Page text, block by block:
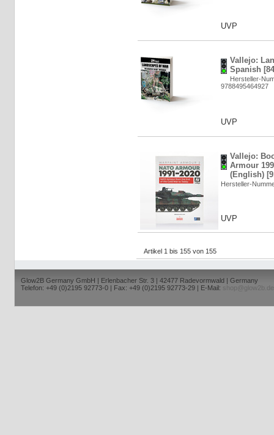
UVP
Vallejo:
Spanish
Hersteller-
9788495464927
UVP
Vallejo:
Armour
(English)
Hersteller-
UVP
Artikel 1 bis 155 von 155
Glow2B Germany GmbH | Erlenbacher Str. 3 | 42477 Radevormwald | Germany
Telefon: +49 (0)2195 92773-0 | Fax: +49 (0)2195 92773-29 | E-Mail:
shop@glow2b.de